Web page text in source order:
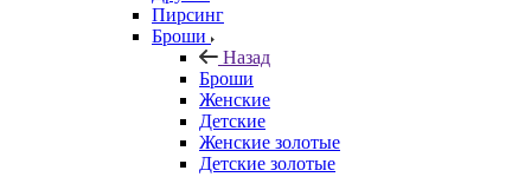
Пирсинг
Броши
Назад
Броши
Женские
Детские
Женские золотые
Детские золотые